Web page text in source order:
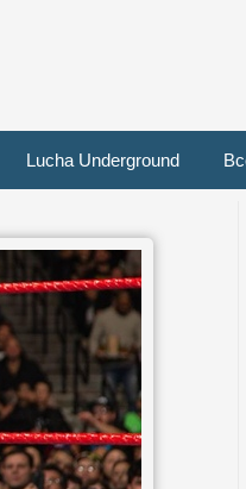
Lucha Underground